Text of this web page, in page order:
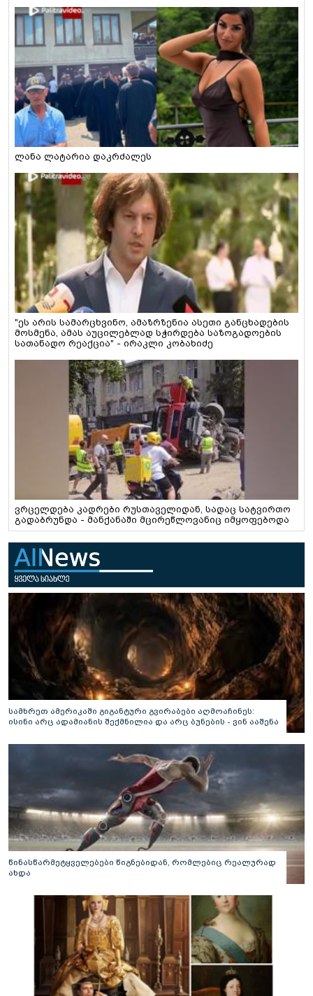
ლანა ლატარია დაკრძალეს
"ეს არის სამარცხვინო, ამაზრზენია ასეთი განცხადების
მოსმენა, ამას აუცილებლად სჭირდება საზოგადოების
სათანადო რეაქცია" - ირაკლი კობახიძე
ვრცელდება კადრები რუსთაველიდან, სადაც სატვირთო
გადაბრუნდა - მანქანაში მცირეწლოვანიც იმყოფებოდა
სამხრეთ ამერიკაში გიგანტური გვირაბები აღმოაჩინეს:
ისინი არც ადამიანის შექმნილია და არც ბუნების - ვინ ააშენა
წინასწარმეტყველებები წიგნებიდან, რომლებიც რეალურად
ახდა